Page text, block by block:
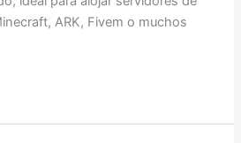
ARK, Fivem o muchos